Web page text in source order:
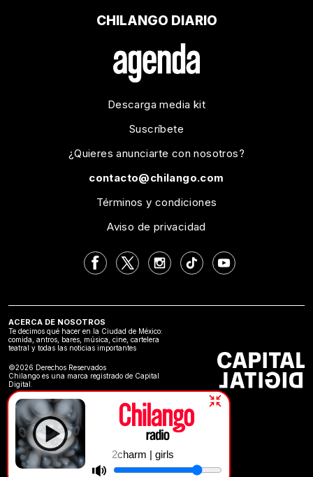
2charm | girls
CHILANGO DIARIO
Descarga media kit
Suscríbete
¿Quieres anunciarte con nosotros?
contacto@chilango.com
Términos y condiciones
Aviso de privacidad
ACERCA DE NOSOTROS
Te decimos qué hacer en la Ciudad de México:
comida, antros, bares, música, cine, cartelera
teatral y todas las noticias importantes
©2026 Derechos Reservados
Chilango es una marca registrado de Capital
Digital.